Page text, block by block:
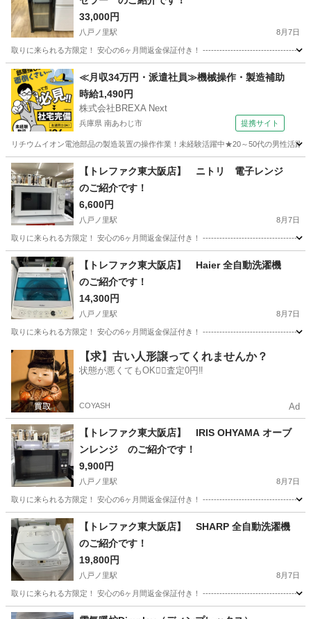
33,000円
八戸ノ里駅 8月7日
取りに来られる方限定！ 安心の6ヶ月間返金保証付き！
大阪 東大阪市 八戸ノ里駅 キッチン家電 トレファク
≪月収34万円・派遣社員≫機械操作・製造補助
時給1,490円
株式会社BREXA Next
兵庫県 南あわじ市 提携サイト
リチウムイオン電池部品の製造装置の操作作業！未経験活躍中★20～50代の男性活
兵庫 南あわじ市【トレファク東大阪店】 ニトリ 電子レンジ
のご紹介です！
6,600円
八戸ノ里駅 8月7日
取りに来られる方限定！ 安心の6ヶ月間返金保証付き！
大阪 東大阪市 八戸ノ里駅 キッチン家電 トレファク
【トレファク東大阪店】 Haier 全自動洗濯機
のご紹介です！
14,300円
八戸ノ里駅 8月7日
取りに来られる方限定！ 安心の6ヶ月間返金保証付き！
大阪 東大阪市 八戸ノ里駅 生活家電 トレファク
【求】古い人形譲ってくれませんか？
状態が悪くてもOK🙆‍♀️査定0円‼️
COYASH Ad
【トレファク東大阪店】 IRIS OHYAMA オーブ
ンレンジ のご紹介です！
9,900円
八戸ノ里駅 8月7日
取りに来られる方限定！ 安心の6ヶ月間返金保証付き！
大阪 東大阪市 八戸ノ里駅 キッチン家電
【トレファク東大阪店】 SHARP 全自動洗濯機
のご紹介です！
19,800円
八戸ノ里駅 8月7日
取りに来られる方限定！ 安心の6ヶ月間返金保証付き！
大阪 東大阪市 八戸ノ里駅 生活家電 SHARP